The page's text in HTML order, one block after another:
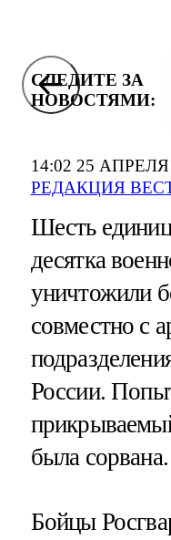
14:02 25 АПРЕЛЯ
РЕДАКЦИЯ
СЛЕДИТЕ ЗА
НОВОСТЯМИ:
Шесть
десятка
уничтожили
совместно с
России.
была сорвана.
Бойцы